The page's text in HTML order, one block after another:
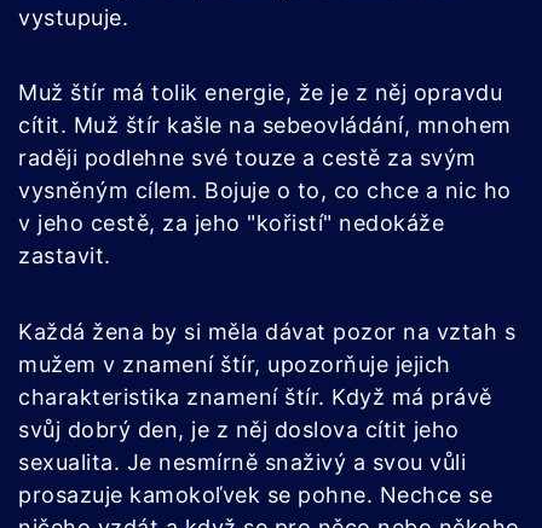
vystupuje.
Muž štír má tolik energie, že je z něj opravdu
cítit. Muž štír kašle na sebeovládání, mnohem
raději podlehne své touze a cestě za svým
vysněným cílem. Bojuje o to, co chce a nic ho
v jeho cestě, za jeho "kořistí" nedokáže
zastavit.
Každá žena by si měla dávat pozor na vztah s
mužem v znamení štír, upozorňuje jejich
charakteristika znamení štír. Když má právě
svůj dobrý den, je z něj doslova cítit jeho
sexualita. Je nesmírně snaživý a svou vůli
prosazuje kamokoľvek se pohne. Nechce se